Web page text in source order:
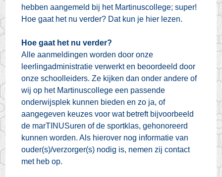
hebben aangemeld bij het Martinuscollege; super!
Hoe gaat het nu verder? Dat kun je hier lezen.
Hoe gaat het nu verder?
Alle aanmeldingen worden door onze
leerlingadministratie verwerkt en beoordeeld door
onze schoolleiders. Ze kijken dan onder andere of
wij op het Martinuscollege een passende
onderwijsplek kunnen bieden en zo ja, of
aangegeven keuzes voor wat betreft bijvoorbeeld
de marTINUSuren of de sportklas, gehonoreerd
kunnen worden. Als hierover nog informatie van
ouder(s)/verzorger(s) nodig is, nemen zij contact
met heb op.